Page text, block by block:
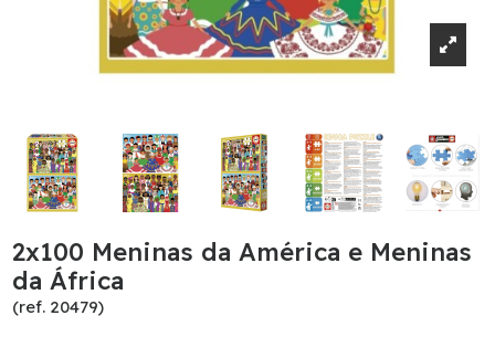
2x100 Meninas da América e Meninas
da África
(ref. 20479)